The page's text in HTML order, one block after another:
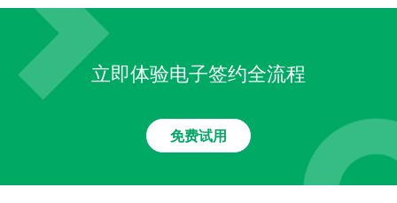
立即体验电子签约全流程
免费试用